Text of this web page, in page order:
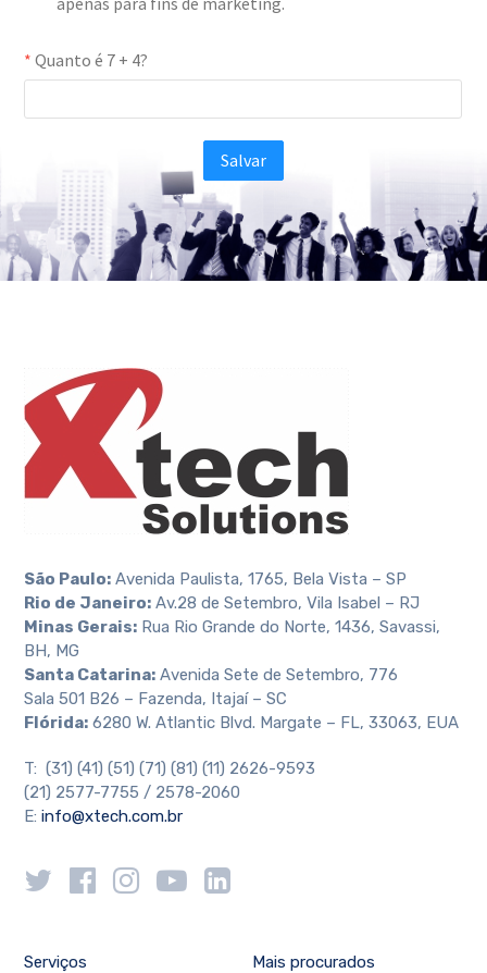
São Paulo: Avenida Paulista, 1765, Bela Vista – SP
Rio de Janeiro: Av.28 de Setembro, Vila Isabel – RJ
Minas Gerais: Rua Rio Grande do Norte, 1436, Savassi,
BH, MG
Santa Catarina: Avenida Sete de Setembro, 776
Sala 501 B26 – Fazenda, Itajaí – SC
Flórida: 6280 W. Atlantic Blvd. Margate – FL, 33063, EUA
T: (31) (41) (51) (71) (81) (11) 2626-9593
(21) 2577-7755 / 2578-2060
E:info@xtech.com.br
Serviços Mais procurados